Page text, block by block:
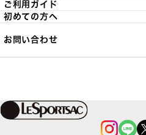
ご利用ガイド
初めての方へ
お問い合わせ